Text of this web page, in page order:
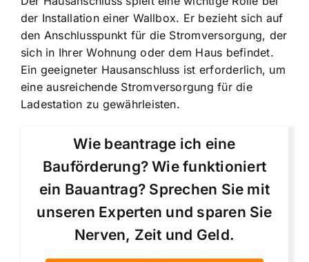
der Installation einer Wallbox. Er bezieht sich auf
den Anschlusspunkt für die Stromversorgung, der
sich in Ihrer Wohnung oder dem Haus befindet.
Ein geeigneter Hausanschluss ist erforderlich, um
eine ausreichende Stromversorgung für die
Ladestation zu gewährleisten.
Wie beantrage ich eine
Bauförderung? Wie funktioniert
ein Bauantrag? Sprechen Sie mit
unseren Experten und sparen Sie
Nerven, Zeit und Geld.